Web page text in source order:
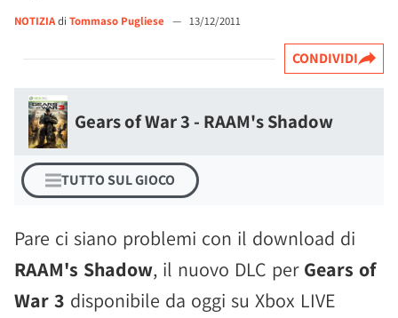
NOTIZIAdi Tommaso Pugliese — 13/12/2011
CONDIVIDI
Gears of War 3 - RAAM's Shadow
TUTTO SUL GIOCO
Pare ci siano problemi con il download di
RAAM's Shadow, il nuovo DLC per Gears of
War 3 disponibile da oggi su Xbox LIVE